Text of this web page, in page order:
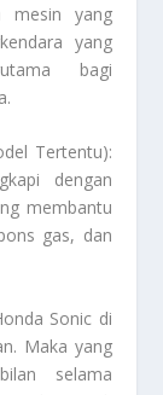
mesin yang
yang
bagi
Tertentu):
dengan
membantu
gas, dan
Sonic di
Maka yang
selama